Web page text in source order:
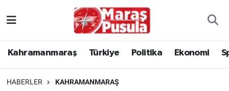
Kahramanmaraş Türkiye Politika Ekonomi
HABERLER KAHRAMANMARAŞ